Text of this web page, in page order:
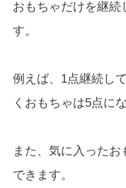
おもちゃだけを継
す。
例えば、1点継続し
くおもちゃは5点に
また、気に入ったお
できます。